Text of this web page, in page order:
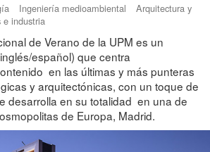
Ingeniería medioambiental
Arquitectura y
e industria
de Verano de la UPM es un
español) que centra
en las últimas y más punteras
y arquitectónicas, con un toque de
desarrolla en su totalidad en una de
de Europa, Madrid.